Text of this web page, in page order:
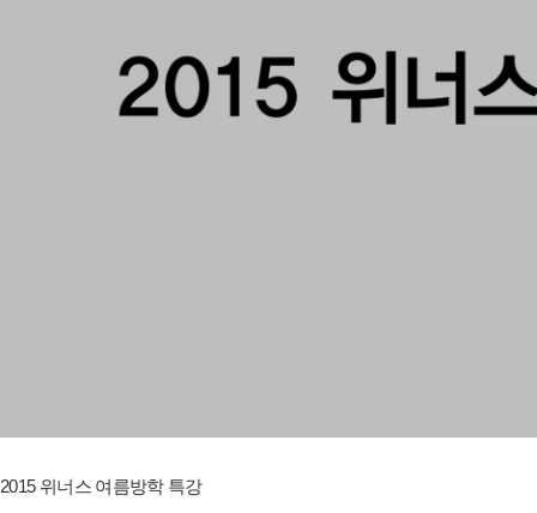
2015 위너스 여름방학 특강